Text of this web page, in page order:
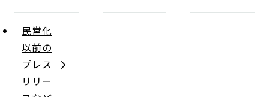
民営化
以前の
プレス
リリー